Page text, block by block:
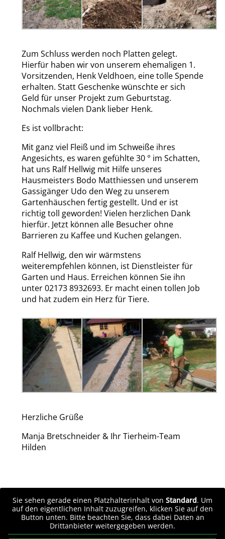
Zum Schluss werden noch Platten gelegt.
Hierfür haben wir von unserem ehemaligen 1.
Vorsitzenden, Henk Veldhoen, eine tolle Spende
erhalten. Statt Geschenke wünschte er sich
Geld für unser Projekt zum Geburtstag.
Nochmals vielen Dank lieber Henk.
Es ist vollbracht:
Mit ganz viel Fleiß und im Schweiße ihres
Angesichts, es waren gefühlte 30 ° im Schatten,
hat uns Ralf Hellwig mit Hilfe unseres
Hausmeisters Bodo Matthiessen und unserem
Gassigänger Udo den Weg zu unserem
Gartenhäuschen fertig gestellt. Und er ist
richtig toll geworden! Vielen herzlichen Dank
hierfür. Jetzt können alle Besucher ohne
Barrieren zu Kaffee und Kuchen gelangen.
Ralf Hellwig, den wir wärmstens
weiterempfehlen können, ist Dienstleister für
Garten und Haus. Erreichen können Sie ihn
unter 02173 8932693. Er macht einen tollen Job
und hat zudem ein Herz für Tiere.
Herzliche Grüße
Manja Bretschneider & Ihr Tierheim-Team
Hilden
Sie sehen gerade einen Platzhalterinhalt von Standard. Um
auf den eigentlichen Inhalt zuzugreifen, klicken Sie auf den
Button unten. Bitte beachten Sie, dass dabei Daten an
Drittanbieter weitergegeben werden.